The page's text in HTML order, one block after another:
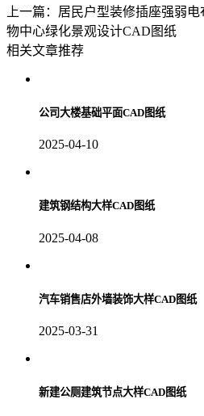
上一篇：居民户型装修插座强弱
物中心绿化景观设计CAD图纸
相关文章推荐
公司大楼基础平面CAD图纸
2025-04-10
建筑钢结构大样CAD图纸
2025-04-08
汽车销售店外墙装饰大样CAD图纸
2025-03-31
新建公厕建筑节点大样CAD图纸